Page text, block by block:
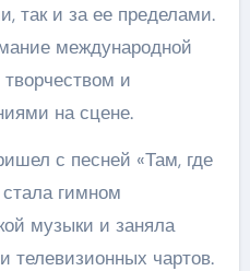
так и за ее пределами.
международной
и
на сцене.
с песней «Там, где
гимном
музыки и заняла
телевизионных чартов.